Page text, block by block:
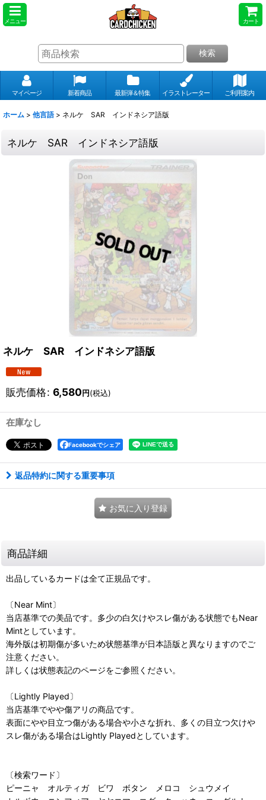
メニュー カート
検索
マイページ 新着商品 最新弾＆特集 イラストレーター ご利用案内
ホーム > 他言語 > ネルケ SAR インドネシア語版
ネルケ SAR インドネシア語版
ネルケ SAR インドネシア語版
販売価格: 6,580円(税込)
在庫なし
Facebookでシェア
返品特約に関する重要事項
お気に入り登録
商品詳細
出品しているカードは全て正規品です。
〔Near Mint〕
当店基準での美品です。多少の白欠けやスレ傷がある状態でもNear
Mintとしています。
海外版は初期傷が多いため状態基準が日本語版と異なりますのでご
注意ください。
詳しくは状態表記のページをご参照ください。
〔Lightly Played〕
当店基準でやや傷アリの商品です。
表面にやや目立つ傷がある場合や小さな折れ、多くの目立つ欠けや
スレ傷がある場合はLightly Playedとしています。
〔検索ワード〕
ピーニャ オルティガ ビワ ボタン メロコ シュウメイ